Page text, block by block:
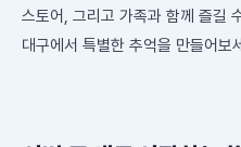
스토어, 그리고 가족과 함께 즐길
대구에서 특별한 추억을 만들어보